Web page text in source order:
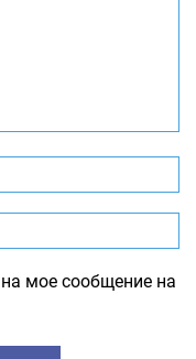
мое сообщение на